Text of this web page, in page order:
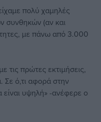
πολύ χαμηλές
συνθηκών (αν και
με πάνω από 3.000
τις πρώτες εκτιμήσεις,
Σε ό,τι αφορά στην
είναι υψηλή» -ανέφερε ο